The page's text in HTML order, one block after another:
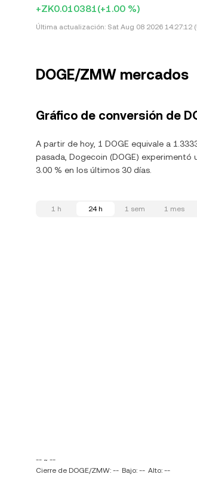
+ZK0.010381(+1.00 %)
Última actualización: Sat Aug 08 2026 14:27:12
DOGE/ZMW mercados
Gráfico de conversión de
A partir de hoy, 1 DOGE equivale a
pasada, Dogecoin (DOGE) experimentó
3.00 % en los últimos 30 días.
1 h 24 h 1 sem 1 mes
-- ~ --
Cierre de DOGE/ZMW: -- Bajo: -- Alto: --